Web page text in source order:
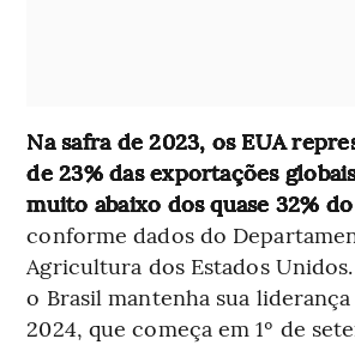
Na safra de 2023, os EUA
de 23% das exportações
muito abaixo dos quase 32%
conforme dados do
Agricultura dos Estados
o Brasil mantenha sua
2024, que começa em 1º de